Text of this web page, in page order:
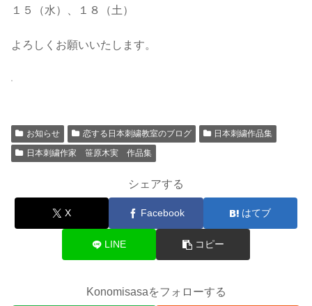
１５（水）、１８（土）
よろしくお願いいたします。
お知らせ 恋する日本刺繍教室のブログ
日本刺繍作品集
日本刺繍作家 笹原木実 作品集
シェアする
X Facebook はてブ
LINE コピー
Konomisasaをフォローする